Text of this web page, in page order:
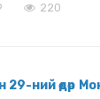
220
ний өдөр